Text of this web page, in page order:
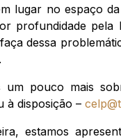
lugar no espaço
profundidade
dessa
um pouco mais
à disposição –
estamos